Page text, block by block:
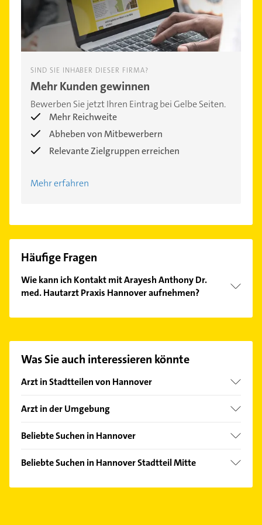
SIND SIE INHABER DIESER FIRMA?
Mehr Kunden gewinnen
Bewerben Sie jetzt Ihren Eintrag bei Gelbe Seiten.
Mehr Reichweite
Abheben von Mitbewerbern
Relevante Zielgruppen erreichen
Mehr erfahren
Häufige Fragen
Wie kann ich Kontakt mit Arayesh Anthony Dr.
med. Hautarzt Praxis Hannover aufnehmen?
auswählen. Hier finden Sie alleKontaktdaten
Was Sie auch interessieren könnte
Arzt in Stadtteilen von Hannover
Ahlem
Badenstedt
Bothfeld
Calenberger Neustadt
Arzt in der Umgebung
Langenhagen
Laatzen
Beliebte Suchen in Hannover
Ärztehaus
Allgemeinarzt
Beliebte Suchen in Hannover Stadtteil Mitte